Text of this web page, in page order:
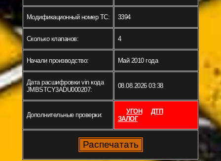
Модификационный номер ТС: 3394
Сколько клапанов: 4
Начали производство: Май 2010 года
Дата расшифровки vin кода
JMBSTCY3ADU000207:
08.08.2026 03:38
Дополнительные проверки: УГОН
ДТП
ЗАЛОГ